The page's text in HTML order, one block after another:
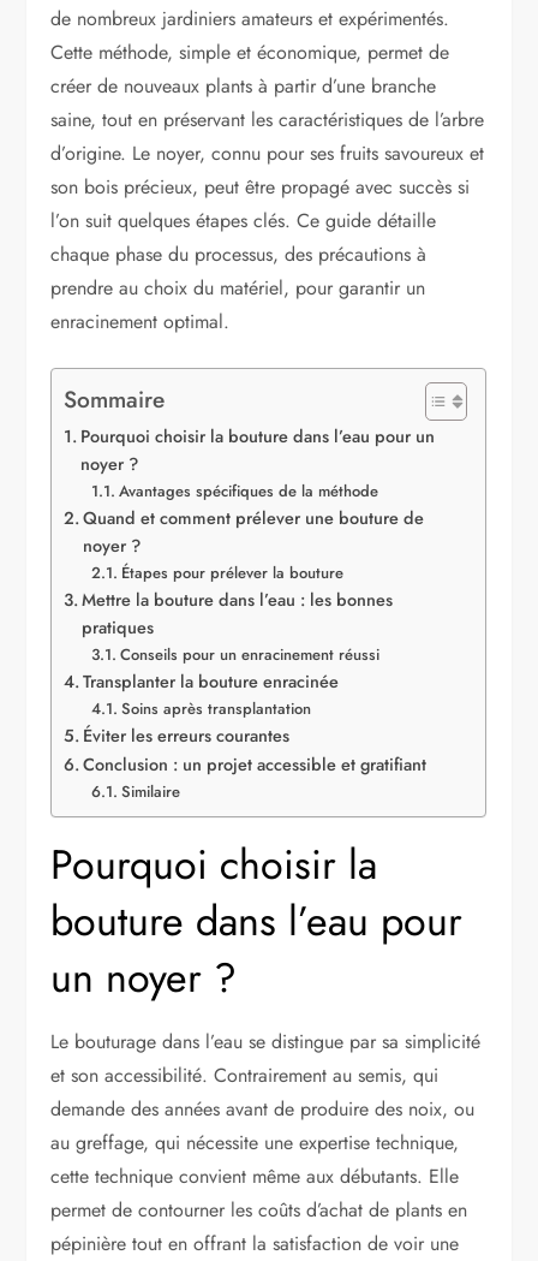
de nombreux jardiniers amateurs et expérimentés.
Cette méthode, simple et économique, permet de
créer de nouveaux plants à partir d’une branche
saine, tout en préservant les caractéristiques de l’arbre
d’origine. Le noyer, connu pour ses fruits savoureux et
son bois précieux, peut être propagé avec succès si
l’on suit quelques étapes clés. Ce guide détaille
chaque phase du processus, des précautions à
prendre au choix du matériel, pour garantir un
enracinement optimal.
Sommaire
Pourquoi choisir la bouture dans l’eau pour un
noyer ?
Avantages spécifiques de la méthode
Quand et comment prélever une bouture de
noyer ?
Étapes pour prélever la bouture
Mettre la bouture dans l’eau : les bonnes
pratiques
Conseils pour un enracinement réussi
Transplanter la bouture enracinée
Soins après transplantation
Éviter les erreurs courantes
Conclusion : un projet accessible et gratifiant
Similaire
Pourquoi choisir la
bouture dans l’eau pour
un noyer ?
Le bouturage dans l’eau se distingue par sa simplicité
et son accessibilité. Contrairement au semis, qui
demande des années avant de produire des noix, ou
au greffage, qui nécessite une expertise technique,
cette technique convient même aux débutants. Elle
permet de contourner les coûts d’achat de plants en
pépinière tout en offrant la satisfaction de voir une